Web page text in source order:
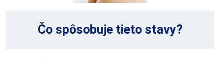
Čo spôsobuje tieto stavy?